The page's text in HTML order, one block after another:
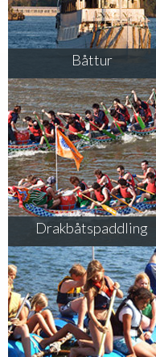
Affärsresor
Möten & Event
Mässresor
Båttur
Drakbåtspaddling